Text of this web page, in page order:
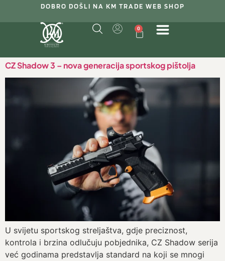
DOBRO DOŠLI NA KM TRADE WEB SHOP
0
CZ Shadow 3 – nova generacija sportskog pištolja
U svijetu sportskog streljaštva, gdje preciznost,
kontrola i brzina odlučuju pobjednika, CZ Shadow serija
već godinama predstavlja standard na koji se mnogi